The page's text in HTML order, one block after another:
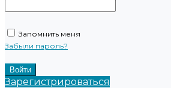
Запомнить меня
Забыли пароль?
Зарегистрироваться